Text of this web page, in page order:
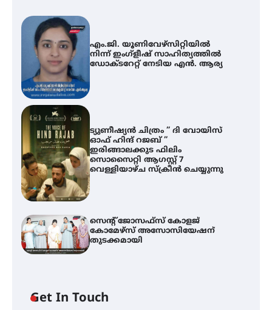
എം.ജി. യൂണിവേഴ്‌സിറ്റിയിൽ
നിന്ന് ഇംഗ്ളീഷ് സാഹിത്യത്തിൽ
ഡോക്ടറേറ്റ് നേടിയ എൻ. ആര്യ
ട്യുണീഷ്യൻ ചിത്രം ” ദി വോയിസ്
ഓഫ് ഹിന്ദ് റജബ് ”
ഇരിങ്ങാലക്കുട ഫിലിം
സൊസൈറ്റി ആഗസ്റ്റ് 7
വെള്ളിയാഴ്ച സ്‌ക്രീൻ ചെയ്യുന്നു
സെന്റ് ജോസഫ്സ് കോളജ്
കോമേഴ്‌സ് അസോസിയേഷന്
തുടക്കമായി
Get In Touch